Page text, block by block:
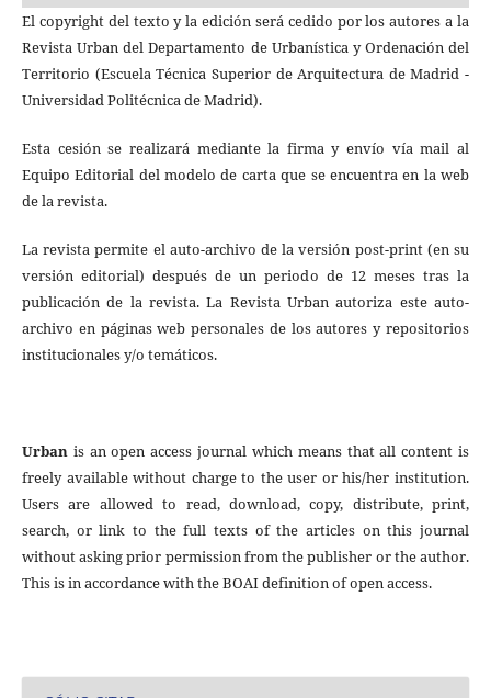
El copyright del texto y la edición será cedido por los autores a la
Revista Urban del Departamento de Urbanística y Ordenación del
Territorio (Escuela Técnica Superior de Arquitectura de Madrid -
Universidad Politécnica de Madrid).
Esta cesión se realizará mediante la firma y envío vía mail al
Equipo Editorial del modelo de carta que se encuentra en la web
de la revista.
La revista permite el auto-archivo de la versión post-print (en su
versión editorial) después de un periodo de 12 meses tras la
publicación de la revista. La Revista Urban autoriza este auto-
archivo en páginas web personales de los autores y repositorios
institucionales y/o temáticos.
Urbanis an open access journal which means that all content is
freely available without charge to the user or his/her institution.
Users are allowed to read, download, copy, distribute, print,
search, or link to the full texts of the articles on this journal
without asking prior permission from the publisher or the author.
This is in accordance with the BOAI definition of open access.